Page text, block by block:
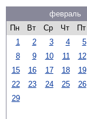
февраль
Пн
Вт Ср Чт Пт
1
2 3 4 5
8
9 10 11 12
15
16 17 18 19
22
23 24 25 26
29